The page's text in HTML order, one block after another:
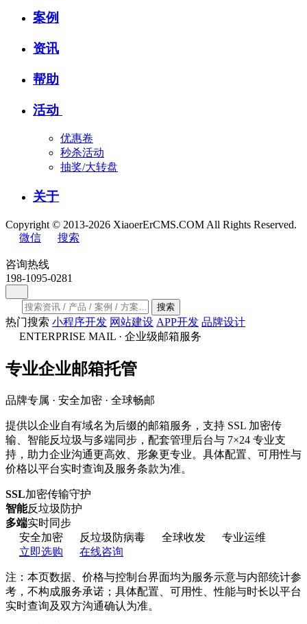
案例
资讯
帮助
活动
优惠卷
秒杀活动
抽奖/大转盘
关于
Copyright © 2013-2026 XiaoerErCMS.COM All Rights Reserved.
微信
搜索
咨询热线
198-1095-0281
搜索
热门搜索 小程序开发 网站建设 APP开发 品牌设计
ENTERPRISE MAIL · 企业级邮箱服务
专业企业邮箱托管
品牌专属 · 安全加密 · 全球畅邮
提供以企业自有域名为后缀的邮箱服务，支持 SSL 加密传
输、智能反垃圾与多端同步，配套管理后台与 7×24 专业支
持，助力企业沟通更高效、形象更专业。具体配置、可用性与
价格以平台实时查询及服务条款为准。
SSL加密传输守护
智能反垃圾防护
多端实时同步
安全加密
反垃圾防病毒 全球收发
专业运维
立即选购
在线咨询
注：本页数据、价格与控制台界面均为服务示意与内部统计参
考，不构成服务承诺；具体配置、可用性、性能与时长以平台
实时查询及双方沟通确认为准。